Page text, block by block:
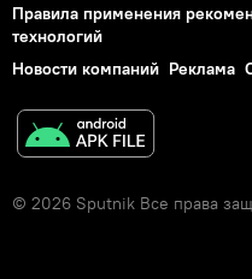
Правила применения
технологий
Новости компаний Реклама
© 2026 Sputnik Все права